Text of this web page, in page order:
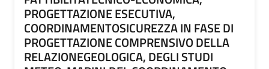
PROGETTAZIONE ESECUTIVA,
COORDINAMENTOSICUREZZA IN FASE DI
PROGETTAZIONE COMPRENSIVO DELLA
RELAZIONEGEOLOGICA, DEGLI STUDI